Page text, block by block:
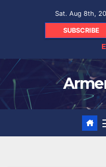
Sat. Aug 8th,
SUBSCRIBE